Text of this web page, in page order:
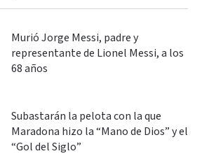
Murió Jorge Messi, padre y
representante de Lionel Messi, a los
68 años
Subastarán la pelota con la que
Maradona hizo la “Mano de Dios” y el
“Gol del Siglo”